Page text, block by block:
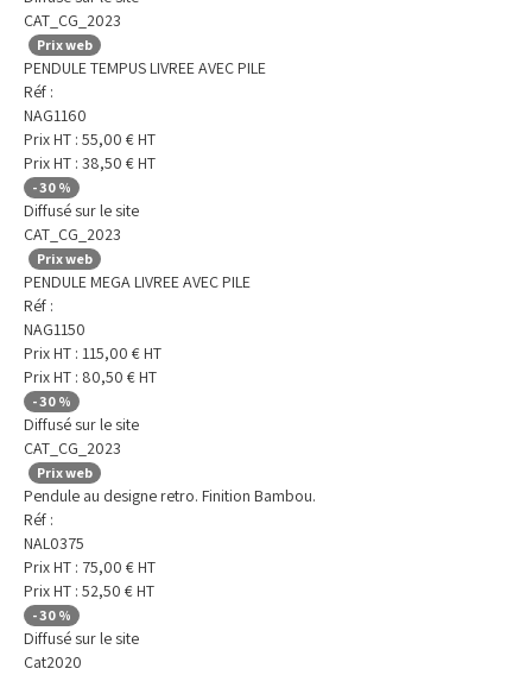
CAT_CG_2023
Prix web
PENDULE TEMPUS LIVREE AVEC PILE
Réf :
NAG1160
Prix HT : 55,00 € HT
Prix HT : 38,50 € HT
-30 %
Diffusé sur le site
CAT_CG_2023
Prix web
PENDULE MEGA LIVREE AVEC PILE
Réf :
NAG1150
Prix HT : 115,00 € HT
Prix HT : 80,50 € HT
-30 %
Diffusé sur le site
CAT_CG_2023
Prix web
Pendule au designe retro. Finition Bambou.
Réf :
NAL0375
Prix HT : 75,00 € HT
Prix HT : 52,50 € HT
-30 %
Diffusé sur le site
Cat2020